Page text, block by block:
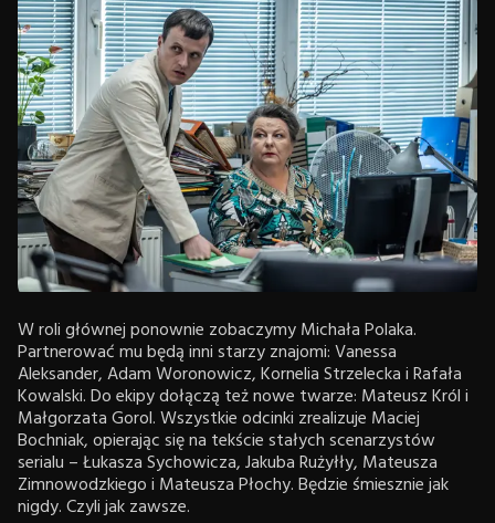
W roli głównej ponownie zobaczymy Michała Polaka.
Partnerować mu będą inni starzy znajomi: Vanessa
Aleksander, Adam Woronowicz, Kornelia Strzelecka i Rafała
Kowalski. Do ekipy dołączą też nowe twarze: Mateusz Król i
Małgorzata Gorol. Wszystkie odcinki zrealizuje Maciej
Bochniak, opierając się na tekście stałych scenarzystów
serialu – Łukasza Sychowicza, Jakuba Rużyłły, Mateusza
Zimnowodzkiego i Mateusza Płochy. Będzie śmiesznie jak
nigdy. Czyli jak zawsze.